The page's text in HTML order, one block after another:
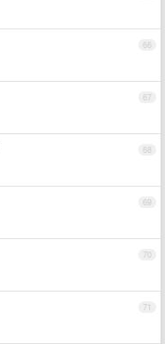
66
67
68
69
70
71